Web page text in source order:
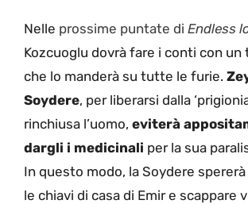
Nelle prossime puntate di Endless
Kozcuoglu dovrà fare i conti con un
che lo manderà su tutte le furie.
Soydere, per liberarsi dalla
rinchiusa l’uomo, eviterà
dargli i medicinali per la sua
In questo modo, la Soydere
le chiavi di casa di Emir e scappare